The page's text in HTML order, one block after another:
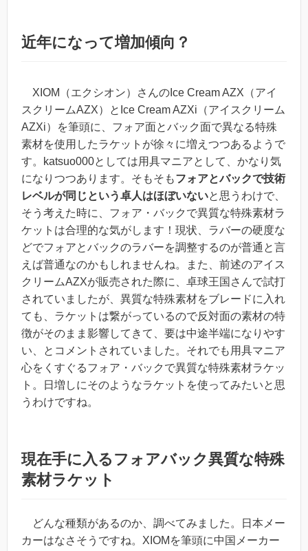
近年になって増加傾向？
XIOM（エクシオン）さんのIce Cream AZX（アイ
スクリームAZX）とIce Cream AZXi（アイスクリーム
AZXi）を筆頭に、フォア面とバック面で異なる特殊
素材を使用したラケットが徐々に増えつつあるようで
す。katsuo000としては用具マニアとして、かなり気
になりつつあります。そもそもフォアとバックで技術
レベルが同じという卓人はほぼいないと思うわけで、
そう考えた時に、 フォア・バックで異質な特殊素材ラ
ケットは合理的な気がします！現状、ラバーの硬度な
どでフォアとバックのラバーを調整するのが普通と言
えば普通なのかもしれませんね。また、前述のアイス
クリームAZXが販売された際に、卓球王国さんで試打
されていましたが、 異質な特殊素材をブレードに入れ
ても、ラケットは繋がっているので反対面の素材の特
徴がそのまま影響してきて、要は中途半端になりやす
い 、とコメントされていました。それでも用具マニア
心をくすぐるフォア・バックで異質な特殊素材ラケッ
ト。日増しにそのようなラケットを使ってみたいと思
うわけですね。
現在手に入るフォアバック異質な特殊
素材ラケット
どんな種類があるのか、調べてみました。日本メー
カーはなさそうですね。XIOMを筆頭に中国メーカー